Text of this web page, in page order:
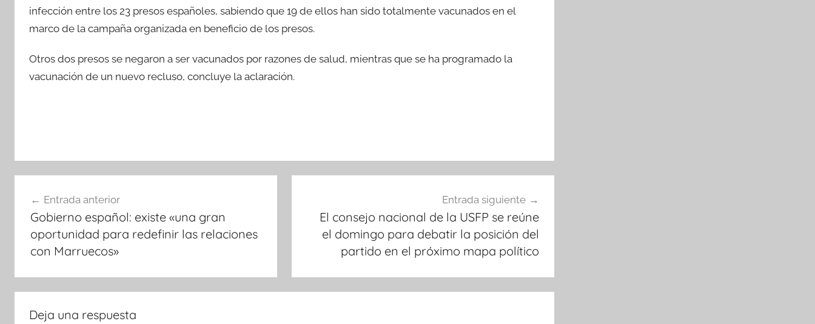
infección entre los 23 presos españoles, sabiendo que 19 de ellos han sido totalmente vacunados en el
marco de la campaña organizada en beneficio de los presos.
Otros dos presos se negaron a ser vacunados por razones de salud, mientras que se ha programado la
vacunación de un nuevo recluso, concluye la aclaración.
de
entradas
Entrada anterior
Gobierno español: existe «una gran
oportunidad para redefinir las relaciones
con Marruecos»
Entrada siguiente
El consejo nacional de la USFP se reúne
el domingo para debatir la posición del
partido en el próximo mapa político
Deja una respuesta